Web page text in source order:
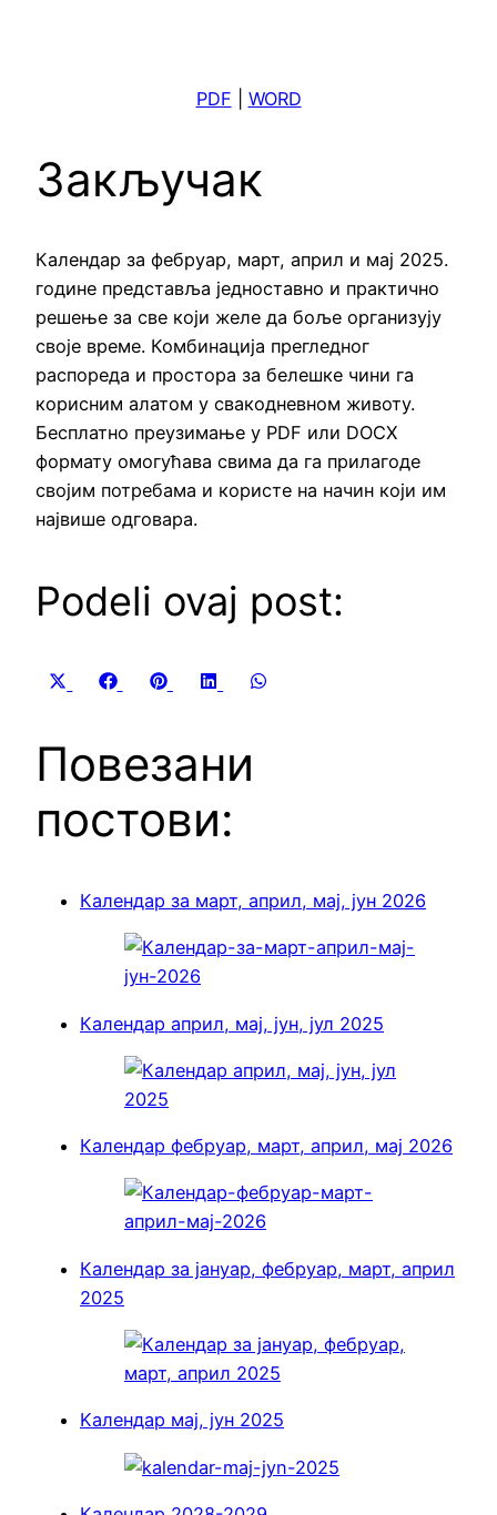
PDF WORD
Закључак
Календар за фебруар, март, април и мај 2025.
године представља једноставно и практично
решење за све који желе да боље организују
своје време. Комбинација прегледног
распореда и простора за белешке чини га
корисним алатом у свакодневном животу.
Бесплатно преузимање у PDF или DOCX
формату омогућава свима да га прилагоде
својим потребама и користе на начин који им
највише одговара.
Podeli ovaj post:
Share
Share
Facebook
Share
PinterestShare
LinkedIn
Повезани
постови:
Календар за март, април, мај, јун 2026
Календар април, мај, јун, јул 2025
Календар фебруар, март, април, мај 2026
Календар за јануар, фебруар, март, април
2025
Kалендар мај, јун 2025